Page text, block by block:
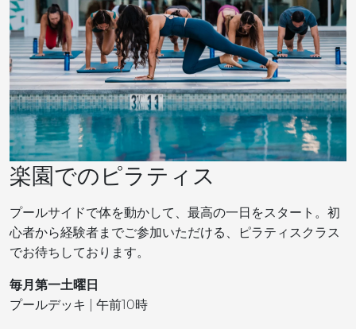
楽園でのピラティス
プールサイドで体を動かして、最高の一日をスタート。初
心者から経験者までご参加いただける、ピラティスクラス
でお待ちしております。
毎月第一土曜日
プールデッキ | 午前10時